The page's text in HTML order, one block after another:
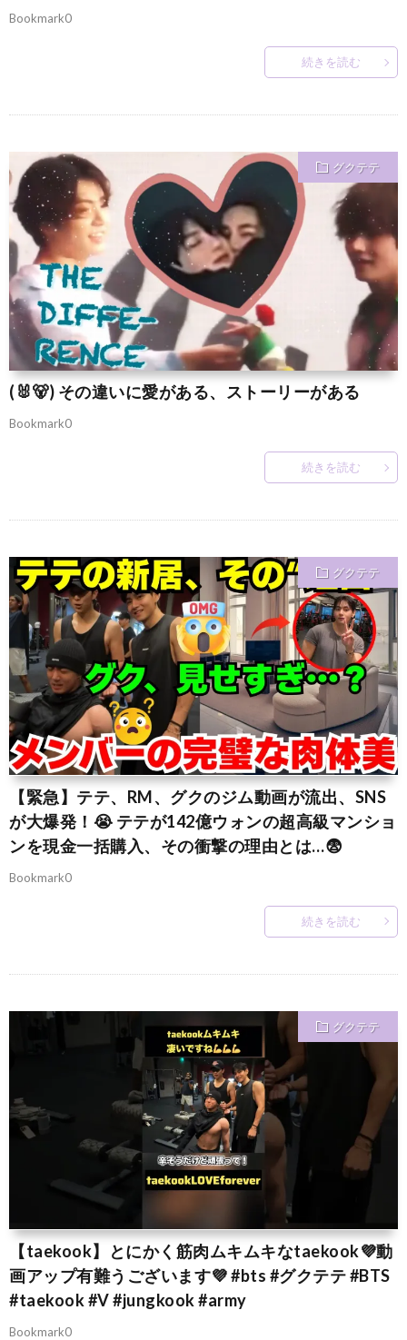
Bookmark0
続きを読む
グクテテ
(🐰🐻) その違いに愛がある、ストーリーがある
Bookmark0
続きを読む
グクテテ
【緊急】テテ、RM、グクのジム動画が流出、SNS
が大爆発！😭 テテが142億ウォンの超高級マンショ
ンを現金一括購入、その衝撃の理由とは…😨
Bookmark0
続きを読む
グクテテ
【taekook】とにかく筋肉ムキムキなtaekook💜動
画アップ有難うございます💜 #bts #グクテテ #BTS
#taekook #V #jungkook #army
Bookmark0